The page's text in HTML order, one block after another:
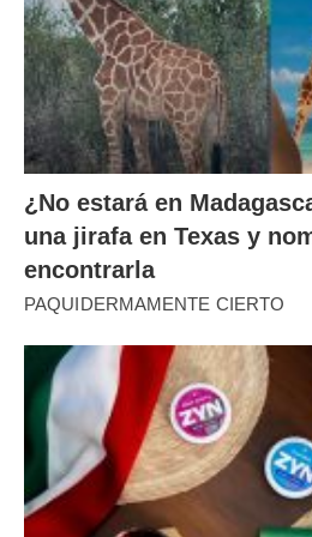
¿No estará en
una jirafa en Texas y
encontrarla
PAQUIDERMAMENTE CIERTO